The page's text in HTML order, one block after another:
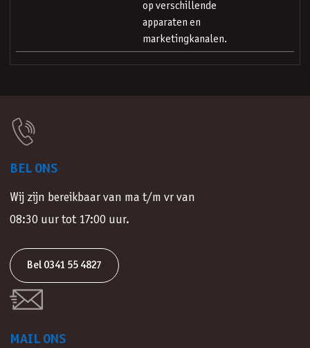
op verschillende
apparaten en
marketingkanalen.
BEL ONS
Wij zijn bereikbaar van ma t/m vr van
08:30 uur tot 17:00 uur.
Bel 0341 55 4827
MAIL ONS